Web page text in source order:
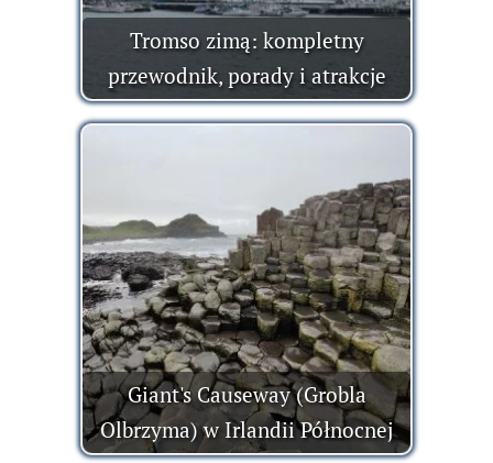
Tromso zimą: kompletny
przewodnik, porady i atrakcje
Giant's Causeway (Grobla
Olbrzyma) w Irlandii Północnej